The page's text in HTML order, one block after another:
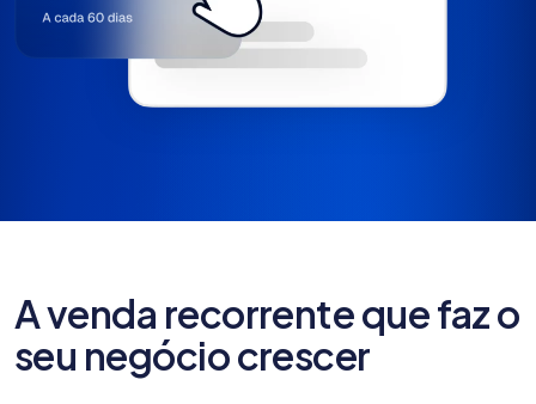
A venda recorrente que faz o
seu negócio crescer